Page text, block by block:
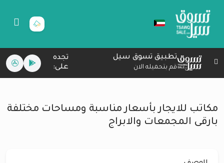
تطبيق تسوق سيل
قم بتحميله الان
تجده
على:
مكاتب للايجار بأسعار مناسبة ومساحات مختلفة
بارقى المجمعات والابراج